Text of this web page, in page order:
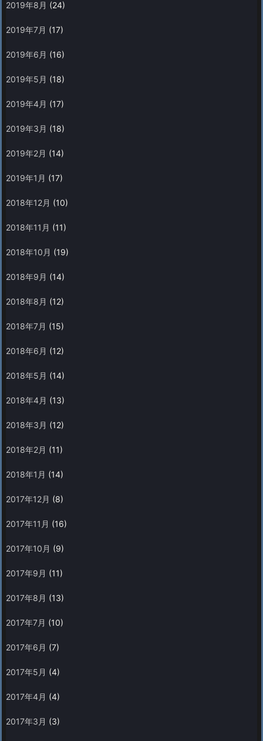
2019年8月 (24)
2019年7月 (17)
2019年6月 (16)
2019年5月 (18)
2019年4月 (17)
2019年3月 (18)
2019年2月 (14)
2019年1月 (17)
2018年12月 (10)
2018年11月 (11)
2018年10月 (19)
2018年9月 (14)
2018年8月 (12)
2018年7月 (15)
2018年6月 (12)
2018年5月 (14)
2018年4月 (13)
2018年3月 (12)
2018年2月 (11)
2018年1月 (14)
2017年12月 (8)
2017年11月 (16)
2017年10月 (9)
2017年9月 (11)
2017年8月 (13)
2017年7月 (10)
2017年6月 (7)
2017年5月 (4)
2017年4月 (4)
2017年3月 (3)